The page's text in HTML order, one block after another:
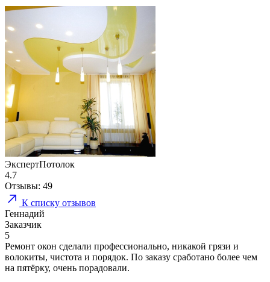
ЭкспертПотолок
4.7
Отзывы: 49
К списку отзывов
Геннадий
Заказчик
5
Ремонт окон сделали профессионально, никакой грязи и
волокиты, чистота и порядок. По заказу сработано более чем
на пятёрку, очень порадовали.